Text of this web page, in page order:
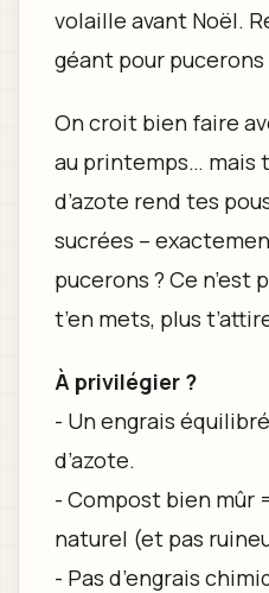
volaille avant Noël.
géant pour pucerons
On croit bien faire
au printemps… mais
d’azote rend tes
sucrées –
pucerons ? Ce n’est
t’en mets, plus
À privilégier ?
- Un engrais
d’azote.
- Compost bien mûr
naturel (et pas
- Pas d’engrais